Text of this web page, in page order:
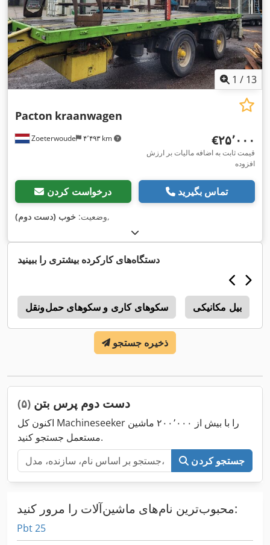
1 / 13
Zoeterwoude ۴٬۴۹۳ km
Pacton kraanwagen
‎€۲۵٬۰۰۰
قیمت ثابت به اضافه مالیات بر ارزش
افزوده
درخواست کردن تماس بگیرید
وضعیت: خوب (دست دوم) ,
دستگاه‌های کارکرده بیشتری را ببینید
سکوهای کاری و سکوهای حمل‌ونقل بیل مکانیکی
ذخیره جستجو
دست دوم پرس بتن (۵)
اکنون کل Machineseeker را با بیش از ۲۰۰٬۰۰۰ ماشین
مستعمل جستجو کنید.
جستجو کردن
محبوب‌ترین نام‌های ماشین‌آلات را مرور کنید:
Pbt 25